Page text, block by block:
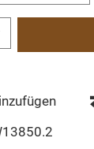
Wert ein